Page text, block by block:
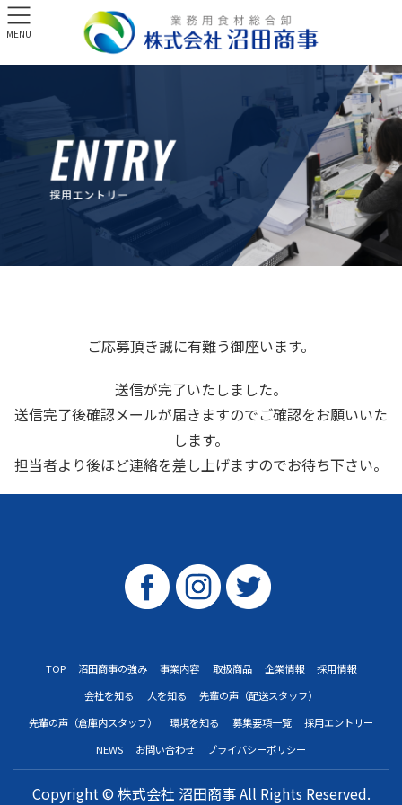
ご応募頂き誠に有難う御座います。
送信が完了いたしました。
送信完了後確認メールが届きますのでご確認をお願いいた
します。
担当者より後ほど連絡を差し上げますのでお待ち下さい。
TOP 沼田商事の強み 事業内容 取扱商品 企業情報
採用情報
会社を知る
人を知る
先輩の声（配送スタッフ）
先輩の声（倉庫内スタッフ）
環境を知る 募集要項一覧
採用エントリー
NEWS
お問い合わせ プライバシーポリシー
Copyright © 株式会社 沼田商事 All Rights Reserved.
MENU